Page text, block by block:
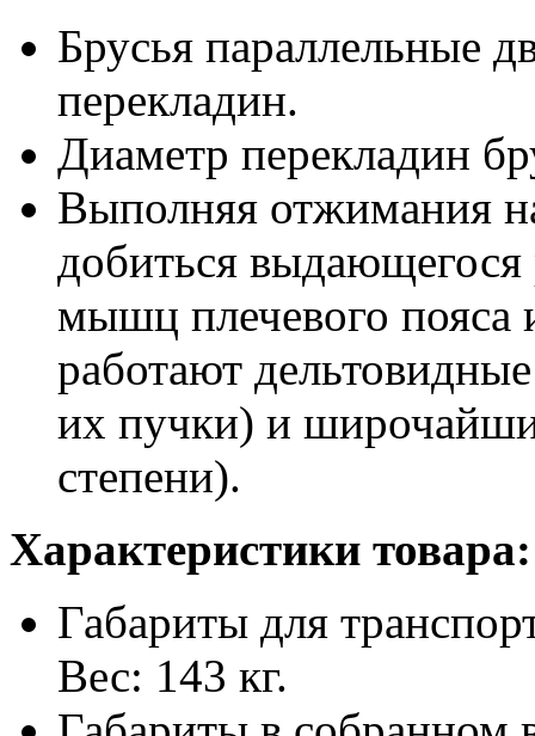
Брусья параллельные
перекладин.
Диаметр перекладин
Выполняя отжимания
добиться
мышц плечевого
работают
их пучки) и
степени).
Характеристики товара:
Габариты для
Вес: 143 кг.